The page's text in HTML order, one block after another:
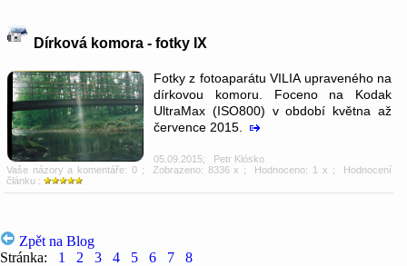
Dírková komora - fotky IX
Fotky z fotoaparátu VILIA upraveného na
dírkovou komoru. Foceno na Kodak
UltraMax (ISO800) v období května až
července 2015.
05.09.2015; Petr Klósko
Vaše názory a komentáře: 0; Zobrazeno: 8336 x ; Hodnoceno: 1 x ; Hodnocení
článku :
Zpět na Blog
Stránka:
1 2 3 4 5 6 7 8